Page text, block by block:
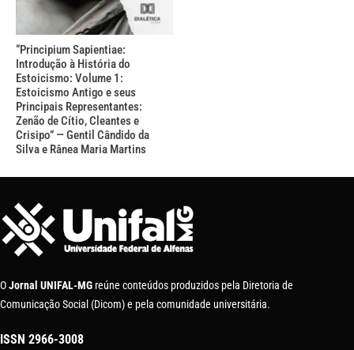
“Principium Sapientiae:
Introdução à História do
Estoicismo: Volume 1:
Estoicismo Antigo e seus
Principais Representantes:
Zenão de Cítio, Cleantes e
Crisipo” — Gentil Cândido da
Silva e Rânea Maria Martins
OJornal UNIFAL-MG reúne conteúdos produzidos pela Diretoria de
Comunicação Social (Dicom) e pela comunidade universitária.
ISSN 2966-3008